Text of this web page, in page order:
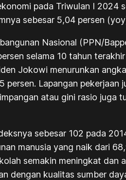
pada Triwulan I 2024
sebesar 5,04 persen
Nasional (PPN/
selama 10 tahun
Jokowi menurunkan
Lapangan pekerjaan
atau gini rasio juga
sebesar 102 pada
manusia yang naik dari
semakin meningkat dan
dengan kualitas sumber